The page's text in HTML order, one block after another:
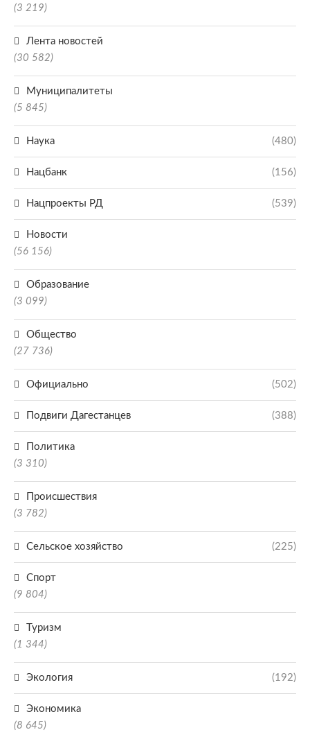
(3 219)
Лента новостей
(30 582)
Муниципалитеты
(5 845)
Наука (480)
Нацбанк (156)
Нацпроекты РД (539)
Новости
(56 156)
Образование
(3 099)
Общество
(27 736)
Официально (502)
Подвиги Дагестанцев (388)
Политика
(3 310)
Происшествия
(3 782)
Сельское хозяйство (225)
Спорт
(9 804)
Туризм
(1 344)
Экология (192)
Экономика
(8 645)